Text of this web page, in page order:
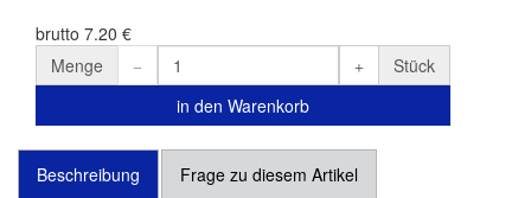
brutto 7.20 €
Menge
Stück
in den Warenkorb
Beschreibung Frage zu diesem Artikel